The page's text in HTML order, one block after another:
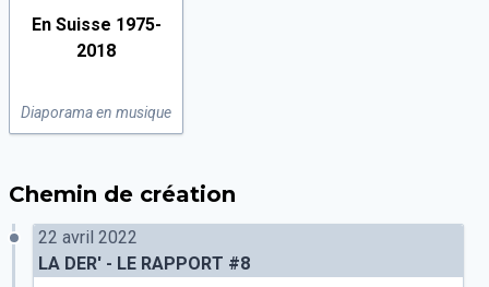
En Suisse 1975-
2018
Diaporama en musique
Chemin de création
22 avril 2022
LA DER' - LE RAPPORT #8